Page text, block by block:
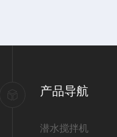
产品导航
潜水搅拌机